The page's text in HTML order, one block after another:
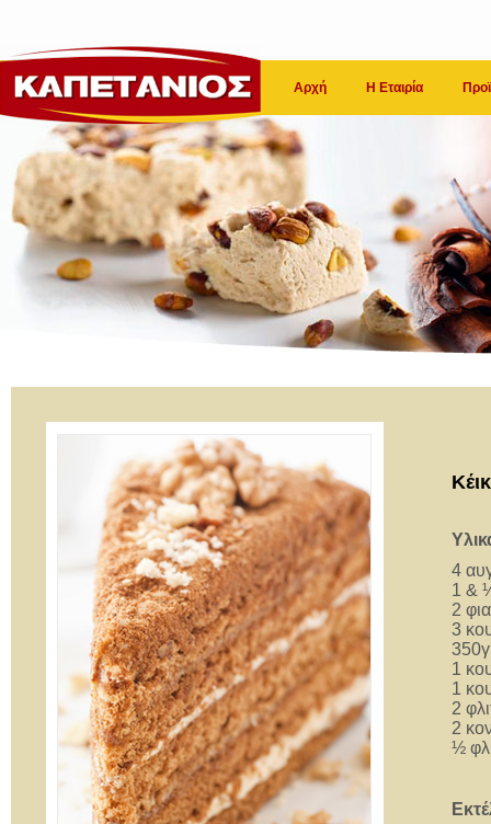
Αρχή Η Εταιρία
4
1 &
2
3
1
1
2
2
½